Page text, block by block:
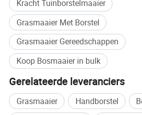
Deel 1 CN krachtige
Efficiënte, duurzame motor, met een
Kracht Tuinborstelmaaier
Grasmaaier Met Borstel
Grasmaaier Gereedschappen
Koop Bosmaaier in bulk
Gerelateerde leveranciers
Grasmaaier Handborstel